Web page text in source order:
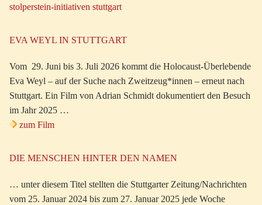
stolperstein-initiativen stuttgart
EVA WEYL IN STUTTGART
Vom 29. Juni bis 3. Juli 2026 kommt die Holocaust-Überlebende
Eva Weyl – auf der Suche nach Zweitzeug*innen – erneut nach
Stuttgart. Ein Film von Adrian Schmidt dokumentiert den Besuch
im Jahr 2025 …
zum Film
DIE MENSCHEN HINTER DEN NAMEN
… unter diesem Titel stellten die Stuttgarter Zeitung/Nachrichten
vom 25. Januar 2024 bis zum 27. Januar 2025 jede Woche